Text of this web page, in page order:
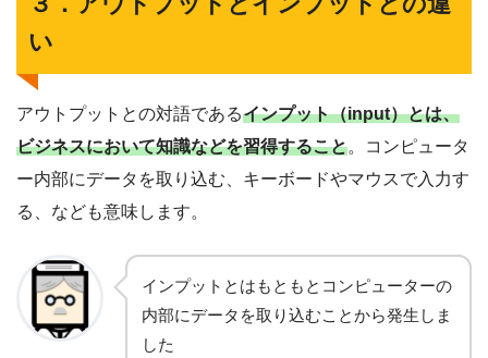
い
アウトプットとの対語であるインプット（input）とは、
ビジネスにおいて知識などを習得すること。コンピュータ
ー内部にデータを取り込む、キーボードやマウスで入力す
る、なども意味します。
インプットとはもともとコンピューターの
内部にデータを取り込むことから発生しま
した